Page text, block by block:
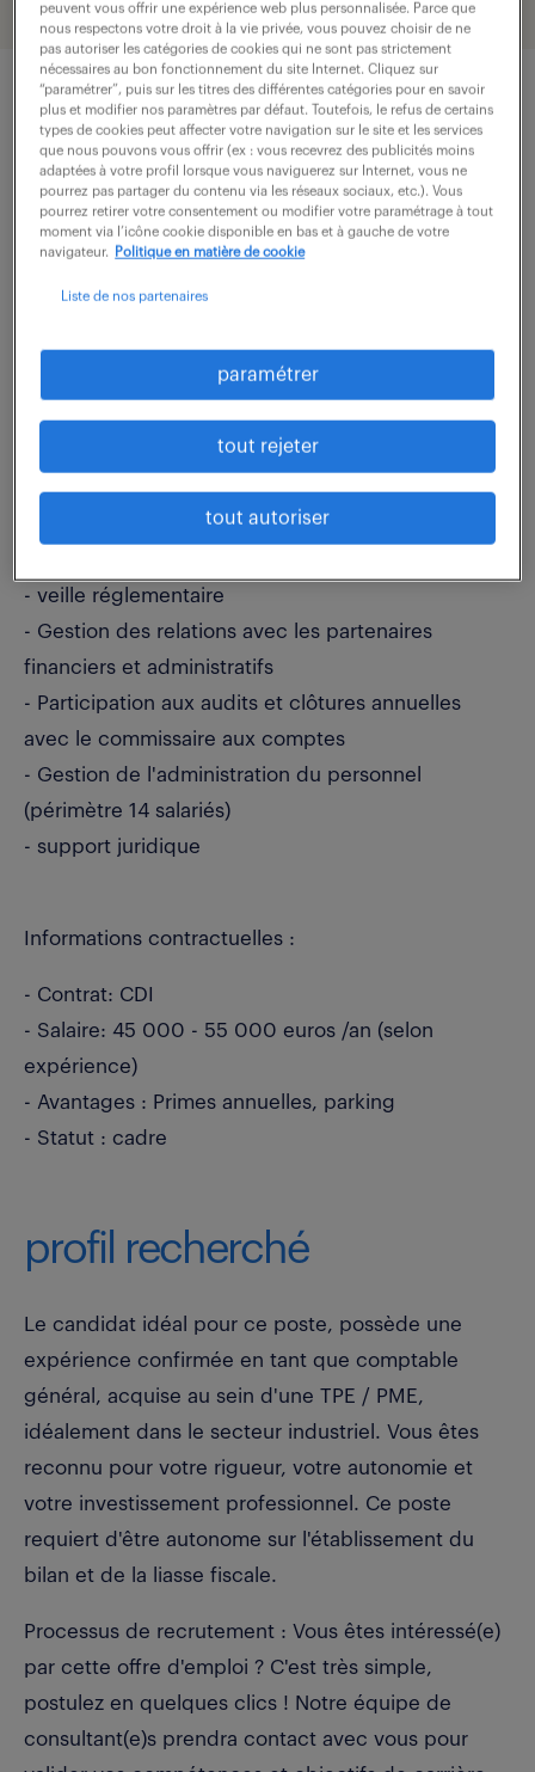
description du poste
Véritable bras droit du directeur de site, vos
missions sont les suivantes :
- Tenue complète de la comptabilité de
l'entreprise
- Enregistrement et suivi des opérations
comptables
- Etablissement des déclarations fiscales
- Gestion de la trésorerie et suivi des flux financiers
- Etablissement des bilans, des comptes des
- veille réglementaire
- Gestion des relations avec les partenaires
financiers et administratifs
- Participation aux audits et clôtures annuelles
avec le commissaire aux comptes
- Gestion de l'administration du personnel
(périmètre 14 salariés)
- support juridique
Informations contractuelles :
- Contrat: CDI
- Salaire: 45 000 - 55 000 euros /an (selon
expérience)
- Avantages : Primes annuelles, parking
- Statut : cadre
profil recherché
Le candidat idéal pour ce poste, possède une
expérience confirmée en tant que comptable
général, acquise au sein d'une TPE / PME,
idéalement dans le secteur industriel. Vous êtes
reconnu pour votre rigueur, votre autonomie et
votre investissement professionnel. Ce poste
requiert d'être autonome sur l'établissement du
bilan et de la liasse fiscale.
Processus de recrutement : Vous êtes intéressé(e)
par cette offre d'emploi ? C'est très simple,
postulez en quelques clics ! Notre équipe de
consultant(e)s prendra contact avec vous pour
peuvent vous offrir une expérience web plus personnalisée. Parce que
nous respectons votre droit à la vie privée, vous pouvez choisir de ne
pas autoriser les catégories de cookies qui ne sont pas strictement
nécessaires au bon fonctionnement du site Internet. Cliquez sur
“paramétrer”, puis sur les titres des différentes catégories pour en savoir
plus et modifier nos paramètres par défaut. Toutefois, le refus de certains
types de cookies peut affecter votre navigation sur le site et les services
que nous pouvons vous offrir (ex : vous recevrez des publicités moins
adaptées à votre profil lorsque vous naviguerez sur Internet, vous ne
pourrez pas partager du contenu via les réseaux sociaux, etc.). Vous
pourrez retirer votre consentement ou modifier votre paramétrage à tout
moment via l’icône cookie disponible en bas et à gauche de votre
navigateur.
Politique en matière de cookie
Liste de nos partenaires
paramétrer
tout rejeter
tout autoriser